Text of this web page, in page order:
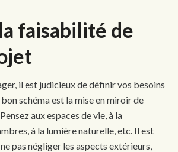
faisabilité de
il est judicieux de définir vos besoins
schéma est la mise en miroir de
aux espaces de vie, à la
à la lumière naturelle, etc. Il est
pas négliger les aspects extérieurs,